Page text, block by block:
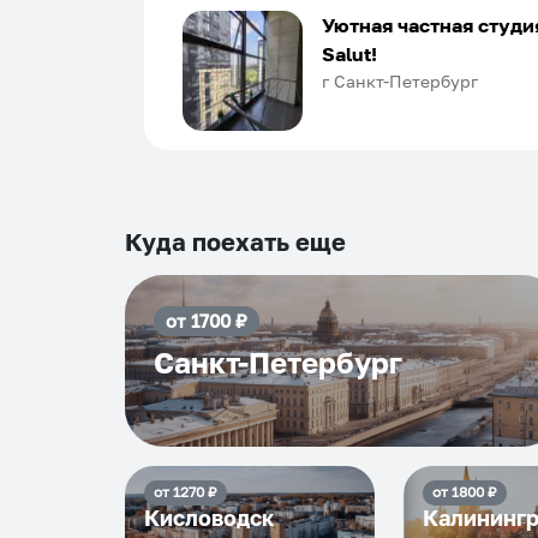
Хозяин апартаментов доброй души
человек, всегда можно
подскажет что как и почему.
Рекомендуем на 100% и вам, и
и сами будем приезжать еще...
Уютная частная
Salut!
г Санкт-Петербург
Куда поехать еще
от 1700₽
Санкт-Петербург
от 1270₽
Кисловодск
от 1800₽